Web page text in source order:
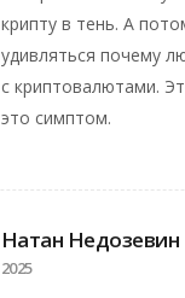
крипту в тень. А
удивляться почему
с криптовалютами.
это симптом.
Натан Недозевин
2025